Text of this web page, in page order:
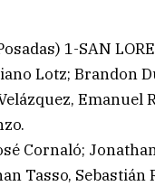
1-SAN
Lotz; Brandon
Cornaló;
Tasso,